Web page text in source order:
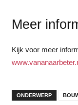
Meer
Kijk voor meer
ONDERWERP